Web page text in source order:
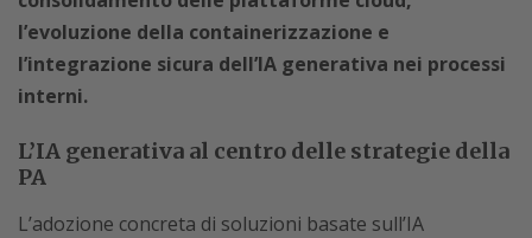
l’evoluzione della containerizzazione e
l’integrazione sicura dell’IA generativa nei processi
interni.
L’IA generativa al centro delle strategie della
PA
L’adozione concreta di soluzioni basate sull’IA